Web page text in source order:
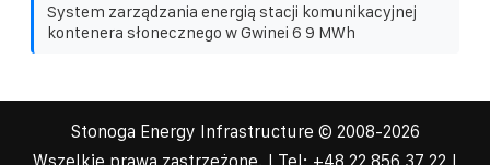
System zarządzania energią stacji komunikacyjnej
kontenera słonecznego w Gwinei 6 9 MWh
Stonoga Energy Infrastructure © 2008-2026
Wszelkie prawa zastrzeżone. | Tel: +48 22 856 37 22